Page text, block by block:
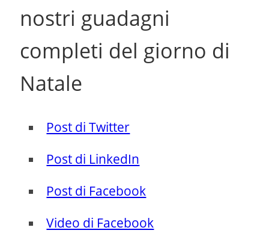
nostri guadagni
completi del giorno di
Natale
Post di Twitter
Post di LinkedIn
Post di Facebook
Video di Facebook